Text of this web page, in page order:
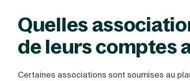
Quelles
de leurs comptes
Certaines associations sont soumises au